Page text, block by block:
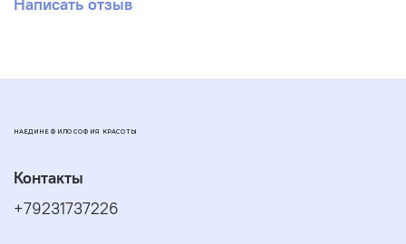
Написать отзыв
НАЕДИНЕ ФИЛОСОФИЯ КРАСОТЫ
Контакты
+79231737226